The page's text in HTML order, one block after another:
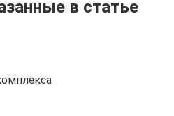
в статье